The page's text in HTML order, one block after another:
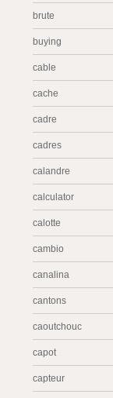
brute
buying
cable
cache
cadre
cadres
calandre
calculator
calotte
cambio
canalina
cantons
caoutchouc
capot
capteur